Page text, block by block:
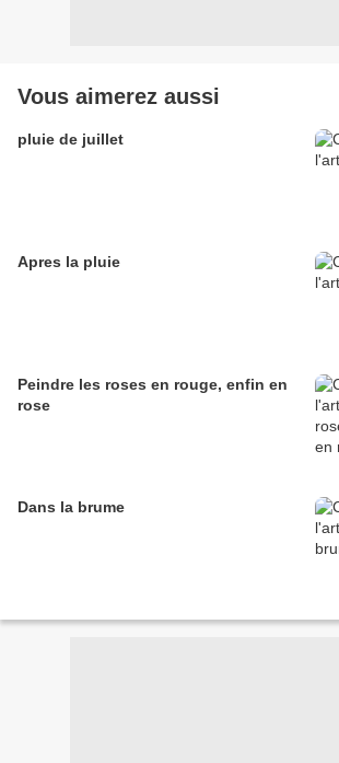
Vous aimerez aussi
pluie de juillet
Apres la pluie
Peindre les roses en rouge, enfin en
rose
Dans la brume